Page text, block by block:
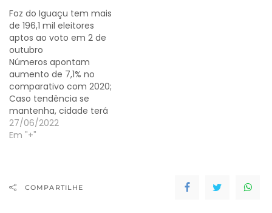
Foz do Iguaçu tem mais
de 196,1 mil eleitores
aptos ao voto em 2 de
outubro
Números apontam
aumento de 7,1% no
comparativo com 2020;
Caso tendência se
mantenha, cidade terá
segundo turno em 2024
Foz do Iguaçu terá
eleições de outubro
27/06/2022
Em "+"
COMPARTILHE